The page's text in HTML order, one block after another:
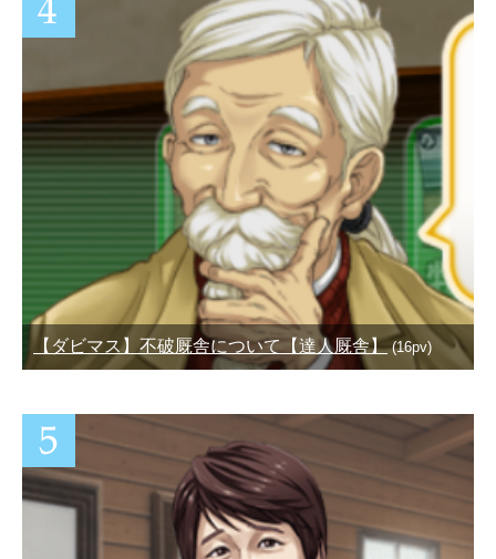
【ダビマス】不破厩舎について【達人厩舎】(16pv)